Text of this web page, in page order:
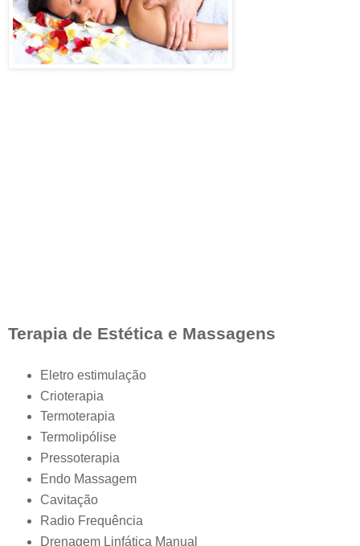
Terapia de Estética e Massagens
Eletro estimulação
Crioterapia
Termoterapia
Termolipólise
Pressoterapia
Endo Massagem
Cavitação
Radio Frequência
Drenagem Linfática Manual